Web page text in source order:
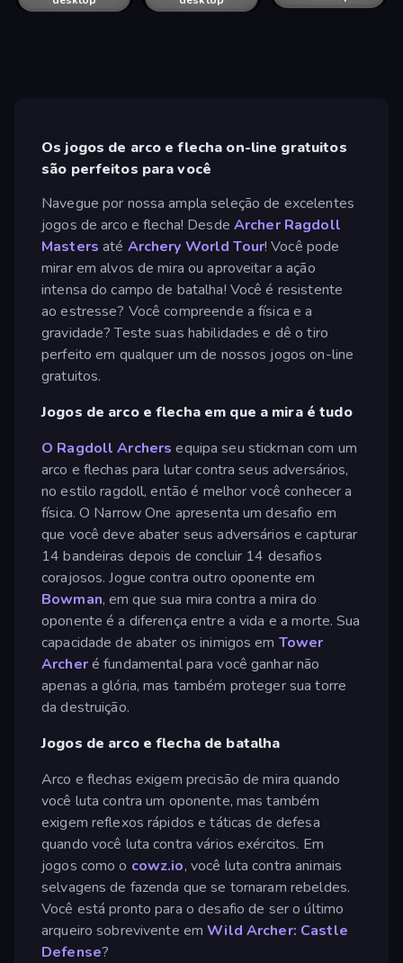
Os jogos de arco e flecha on-line gratuitos
são perfeitos para você
Navegue por nossa ampla seleção de excelentes
jogos de arco e flecha! Desde Archer Ragdoll
Masters até Archery World Tour! Você pode
mirar em alvos de mira ou aproveitar a ação
intensa do campo de batalha! Você é resistente
ao estresse? Você compreende a física e a
gravidade? Teste suas habilidades e dê o tiro
perfeito em qualquer um de nossos jogos on-line
gratuitos.
Jogos de arco e flecha em que a mira é tudo
O Ragdoll Archersequipa seu stickman com um
arco e flechas para lutar contra seus adversários,
no estilo ragdoll, então é melhor você conhecer a
física. O Narrow One apresenta um desafio em
que você deve abater seus adversários e capturar
14 bandeiras depois de concluir 14 desafios
corajosos. Jogue contra outro oponente em
Bowman, em que sua mira contra a mira do
oponente é a diferença entre a vida e a morte. Sua
capacidade de abater os inimigos em Tower
Archeré fundamental para você ganhar não
apenas a glória, mas também proteger sua torre
da destruição.
Jogos de arco e flecha de batalha
Arco e flechas exigem precisão de mira quando
você luta contra um oponente, mas também
exigem reflexos rápidos e táticas de defesa
quando você luta contra vários exércitos. Em
jogos como o cowz.io, você luta contra animais
selvagens de fazenda que se tornaram rebeldes.
Você está pronto para o desafio de ser o último
arqueiro sobrevivente emWild Archer: Castle
Defense?